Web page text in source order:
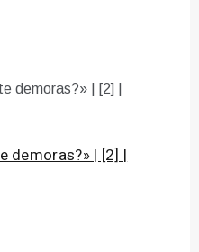
demoras?» | [2] |